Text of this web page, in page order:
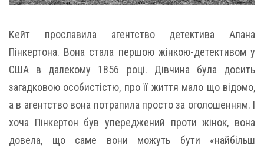
Кейт прославила агентство детектива Алана
Пінкертона. Вона стала першою жінкою-детективом у
США в далекому 1856 році. Дівчина була досить
загадковою особистістю, про її життя мало що відомо,
а в агентство вона потрапила просто за оголошенням. І
хоча Пінкертон був упереджений проти жінок, вона
довела, що саме вони можуть бути «найбільш